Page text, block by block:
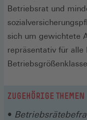
Betriebsrat und
sich um gewichtete
repräsentativ für alle
ZUGEHÖRIGE THEMEN